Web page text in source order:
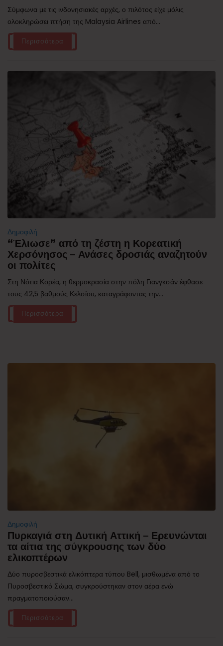
Σύμφωνα με τις ινδονησιακές αρχές, ο πιλότος είχε μόλις
ολοκληρώσει πτήση της Malaysia Airlines από...
Περισσότερα
Δημοφιλή
“Έλιωσε” από τη ζέστη η Κορεατική
Χερσόνησος – Ανάσες δροσιάς αναζητούν
οι πολίτες
Στη Νότια Κορέα, η θερμοκρασία στην πόλη Γιανγκσάν έφθασε
τους 42,5 βαθμούς Κελσίου, καταγράφοντας την...
Περισσότερα
Δημοφιλή
Πυρκαγιά στη Δυτική Αττική – Ερευνώνται
τα αίτια της σύγκρουσης των δύο
ελικοπτέρων
Δύο πυροσβεστικά ελικόπτερα τύπου Bell, μισθωμένα από το
Πυροσβεστικό Σώμα, συγκρούστηκαν στον αέρα ενώ
πραγματοποιούσαν...
Περισσότερα